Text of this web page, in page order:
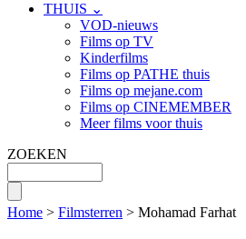
THUIS ⌄
VOD-nieuws
Films op TV
Kinderfilms
Films op PATHE thuis
Films op mejane.com
Films op CINEMEMBER
Meer films voor thuis
ZOEKEN
Home > Filmsterren > Mohamad Farhat